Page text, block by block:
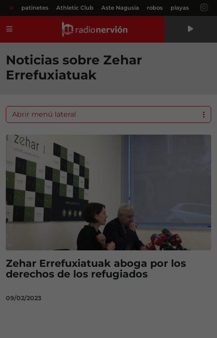
# patinetes Athletic Club Aste Nagusia robos playas
Noticias sobre Zehar
Errefuxiatuak
Zehar Errefuxiatuak aboga por los
derechos de los refugiados
09/02/2023
Abrir menú lateral